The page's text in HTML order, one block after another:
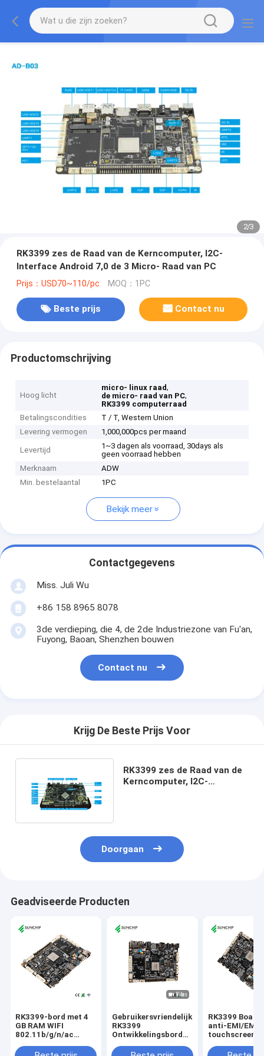
2/3
RK3399 zes de Raad van de Kerncomputer, I2C-
Interface Android 7,0 de 3 Micro- Raad van PC
Prijs：USD70~110/pc MOQ：1PC
Beste prijs Contact nu
Productomschrijving
Hoog licht
micro- linux raad,
de micro- raad van PC,
RK3399 computerraad
Betalingscondities
T / T, Western Union
Levering vermogen
1,000,000pcs per maand
Levertijd
1~3 dagen als voorraad, 30days als
geen voorraad hebben
Merknaam
ADW
Min. bestelaantal
1PC
Bekijk meer
Contactgegevens
Miss. Juli Wu
+86 158 8965 8078
3de verdieping, die 4, de 2de Industriezone van Fu'an,
Fuyong, Baoan, Shenzhen bouwen
Contact nu
Krijg De Beste Prijs Voor
RK3399 zes de Raad van de
Kerncomputer, I2C-
Doorgaan
Geadviseerde Producten
RK3399-bord met 4
GB RAM WIFI
802.11b/g/n/ac
USB-interface
Gebruikersvriendelijk
RK3399
Ontwikkelingsbord
I2C USB Interface
RK3399 Board
anti-EMI/EMC
touchscreen
WIFI-